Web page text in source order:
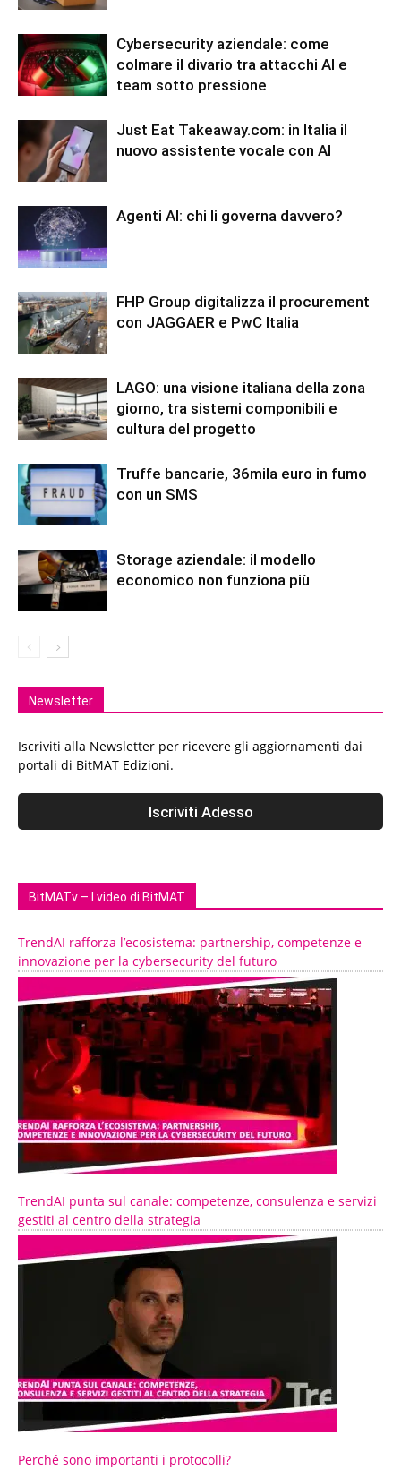
Cybersecurity aziendale: come
colmare il divario tra attacchi AI e
team sotto pressione
Just Eat Takeaway.com: in Italia il
nuovo assistente vocale con AI
Agenti AI: chi li governa davvero?
FHP Group digitalizza il procurement
con JAGGAER e PwC Italia
LAGO: una visione italiana della zona
giorno, tra sistemi componibili e
cultura del progetto
Truffe bancarie, 36mila euro in fumo
con un SMS
Storage aziendale: il modello
economico non funziona più
Newsletter
Iscriviti alla Newsletter per ricevere gli aggiornamenti dai
portali di BitMAT Edizioni.
BitMATv – I video di BitMAT
TrendAI rafforza l’ecosistema: partnership, competenze e
innovazione per la cybersecurity del futuro
TrendAI punta sul canale: competenze, consulenza e servizi
gestiti al centro della strategia
Perché sono importanti i protocolli?